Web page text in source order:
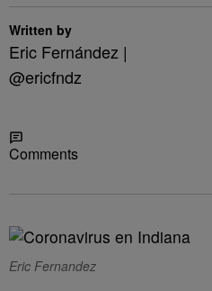
Written by
Eric Fernández |
@ericfndz
Comments
Eric Fernandez